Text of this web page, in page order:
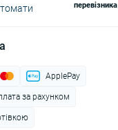
перевізника
ApplePay
за рахунком